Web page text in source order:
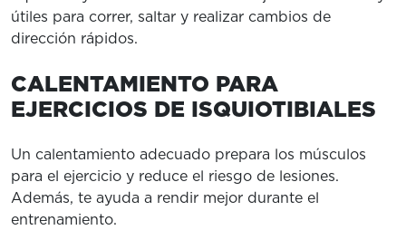
útiles para correr, saltar y realizar cambios de
dirección rápidos.
CALENTAMIENTO PARA
EJERCICIOS DE ISQUIOTIBIALES
Un calentamiento adecuado prepara los músculos
para el ejercicio y reduce el riesgo de lesiones.
Además, te ayuda a rendir mejor durante el
entrenamiento.